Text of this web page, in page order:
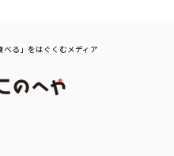
べる」をはぐくむメディア